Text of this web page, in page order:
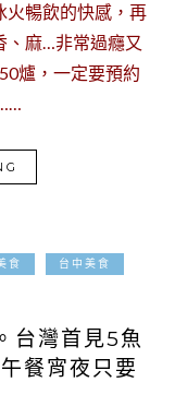
火暢飲的快感，再
、麻…非常過癮又
爐，一定要預約
食 台中美食
台灣首見5魚
餐宵夜只要